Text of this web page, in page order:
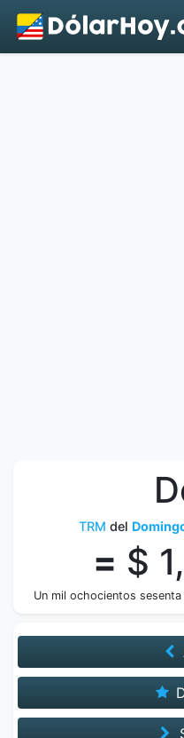
TRM del
= $
Un mil ochocientos